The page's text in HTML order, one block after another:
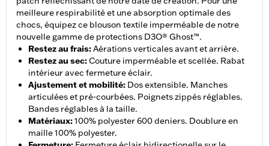
meilleure respirabilité et une absorption optimale des
chocs, équipez ce blouson textile imperméable de notre
nouvelle gamme de protections D3O® Ghost™.
Restez au frais:Aérations verticales avant et arrière.
Restez au sec:Couture imperméable et scellée. Rabat
intérieur avec fermeture éclair.
Ajustement et mobilité: Dos extensible. Manches
articulées et pré-courbées. Poignets zippés réglables.
Bandes réglables à la taille.
Matériaux:100% polyester 600 deniers. Doublure en
maille 100% polyester.